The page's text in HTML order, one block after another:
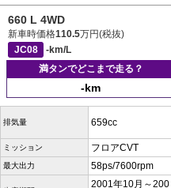
660 L 4WD
新車時価格110.5万円(税抜)
JC08
-km/L
満タンでどこまで走る？
-km
排気量 659cc
ミッション フロアCVT
最大出力 58ps/7600rpm
2001年10月～200